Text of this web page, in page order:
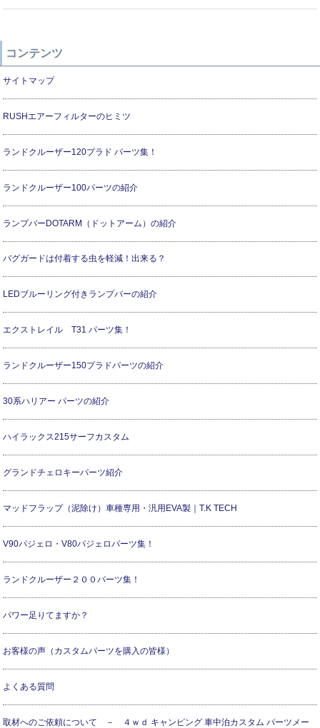
コンテンツ
サイトマップ
RUSHエアーフィルターのヒミツ
ランドクルーザー120プラド パーツ集！
ランドクルーザー100パーツの紹介
ランプバーDOTARM（ドットアーム）の紹介
バグガードは付着する虫を軽減！出来る？
LEDブルーリング付きランプバーの紹介
エクストレイル T31 パーツ集！
ランドクルーザー150プラドパーツの紹介
30系ハリアー パーツの紹介
ハイラックス215サーフカスタム
グランドチェロキーパーツ紹介
マッドフラップ（泥除け）車種専用・汎用EVA製｜T.K TECH
V90パジェロ・V80パジェロパーツ集！
ランドクルーザー２００パーツ集！
パワー足りてますか？
お客様の声（カスタムパーツを購入の皆様）
よくある質問
取材へのご依頼について － ４ｗｄ キャンピング 車中泊カスタム パーツメー